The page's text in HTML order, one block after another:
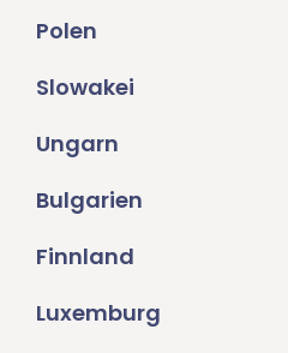
Polen
Slowakei
Ungarn
Bulgarien
Finnland
Luxemburg